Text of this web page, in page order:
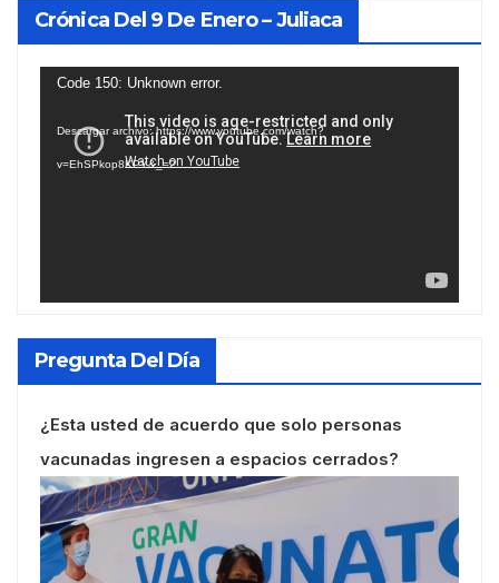
Crónica Del 9 De Enero – Juliaca
Reproductor
vídeo
Code 150: Unknown error.
Descargar archivo: https://www.youtube.com/watch?
v=EhSPkop8KPY&_=2
Pregunta Del Día
¿Esta usted de acuerdo que solo personas
vacunadas ingresen a espacios cerrados?